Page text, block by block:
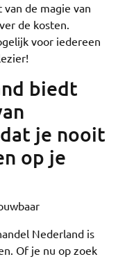
de magie van
de kosten.
voor iedereen
biedt
je nooit
op je
Nederland is
Of je nu op zoek